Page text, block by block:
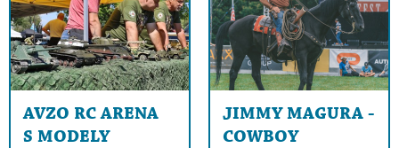
AVZO RC ARENA
S MODELY
JIMMY MAGURA -
COWBOY